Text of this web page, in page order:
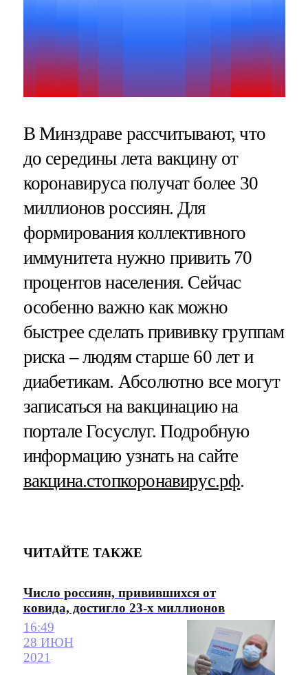
В Минздраве рассчитывают, что
до середины лета вакцину от
коронавируса получат более 30
миллионов россиян. Для
формирования коллективного
иммунитета нужно привить 70
процентов населения. Сейчас
особенно важно как можно
быстрее сделать прививку группам
риска – людям старше 60 лет и
диабетикам. Абсолютно все могут
записаться на вакцинацию на
портале Госуслуг. Подробную
информацию узнать на сайте
вакцина.стопкоронавирус.рф.
ЧИТАЙТЕ ТАКЖЕ
Число россиян, привившихся от
ковида, достигло 23-х миллионов
16:49
28 ИЮН
2021